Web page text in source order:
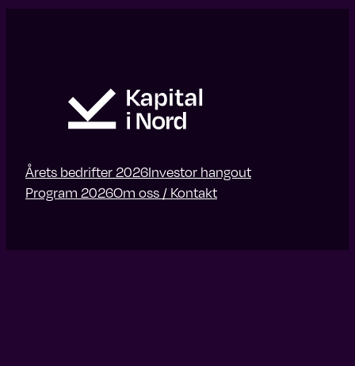
Årets bedrifter 2026Investor hangout
Program 2026Om oss / Kontakt